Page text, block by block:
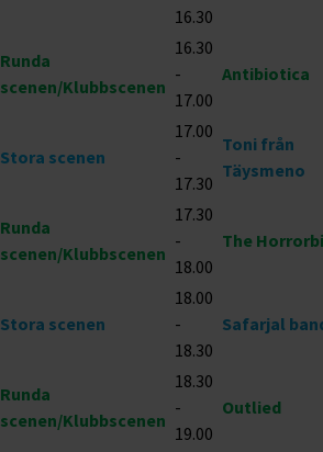
16.30
Runda
scenen/Klubbscenen
16.30
-
17.00
Antibiotica
Stora scenen
17.00
-
17.30
Toni från
Täysmeno
Runda
scenen/Klubbscenen
17.30
-
18.00
The
Stora scenen
18.00
-
18.30
Safarjal
Runda
scenen/Klubbscenen
18.30
-
19.00
Outlied